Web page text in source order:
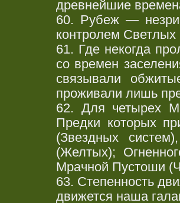
древнейшие
60. Рубеж —
контролем
61. Где некогда
со времен
связывали
проживали лишь
62. Для четырех
Предки которых
(Звездных
(Желтых);
Мрачной Пустоши
63. Степенность
движется наша